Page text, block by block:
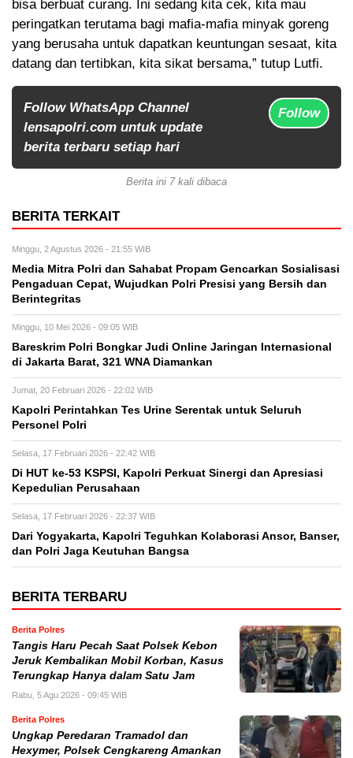
bisa berbuat curang. Ini sedang kita cek, kita mau
peringatkan terutama bagi mafia-mafia minyak goreng
yang berusaha untuk dapatkan keuntungan sesaat, kita
datang dan tertibkan, kita sikat bersama,” tutup Lutfi.
Follow WhatsApp Channel
lensapolri.com untuk update
berita terbaru setiap hari
Follow
Berita ini 7 kali dibaca
BERITA TERKAIT
Minggu, 2 Agustus 2026 - 21:55 WIB
Media Mitra Polri dan Sahabat Propam Gencarkan Sosialisasi
Pengaduan Cepat, Wujudkan Polri Presisi yang Bersih dan
Berintegritas
Minggu, 10 Mei 2026 - 09:05 WIB
Bareskrim Polri Bongkar Judi Online Jaringan Internasional
di Jakarta Barat, 321 WNA Diamankan
Jumat, 20 Februari 2026 - 22:02 WIB
Kapolri Perintahkan Tes Urine Serentak untuk Seluruh
Personel Polri
Selasa, 17 Februari 2026 - 22:42 WIB
Di HUT ke-53 KSPSI, Kapolri Perkuat Sinergi dan Apresiasi
Kepedulian Perusahaan
Selasa, 17 Februari 2026 - 22:37 WIB
Dari Yogyakarta, Kapolri Teguhkan Kolaborasi Ansor, Banser,
dan Polri Jaga Keutuhan Bangsa
BERITA TERBARU
Berita Polres
Tangis Haru Pecah Saat Polsek Kebon
Jeruk Kembalikan Mobil Korban, Kasus
Terungkap Hanya dalam Satu Jam
Rabu, 5 Agu 2026 - 09:45 WIB
Berita Polres
Ungkap Peredaran Tramadol dan
Hexymer, Polsek Cengkareng Amankan